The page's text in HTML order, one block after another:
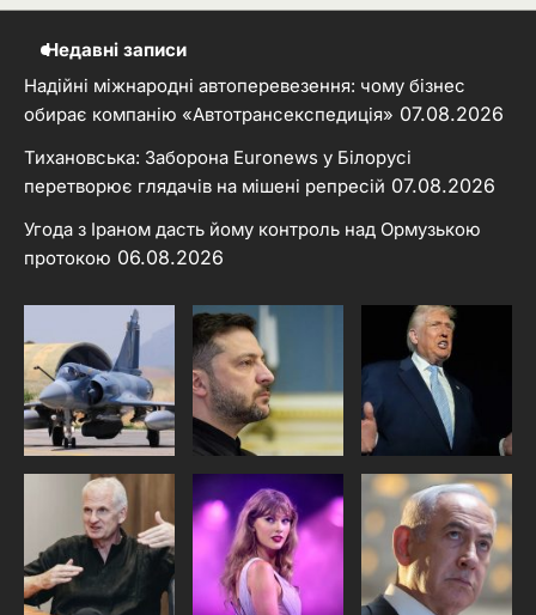
Недавні записи
Надійні міжнародні автоперевезення: чому бізнес
обирає компанію «Автотрансекспедиція» 07.08.2026
Тихановська: Заборона Euronews у Білорусі
перетворює глядачів на мішені репресій 07.08.2026
Угода з Іраном дасть йому контроль над Ормузькою
протокою 06.08.2026